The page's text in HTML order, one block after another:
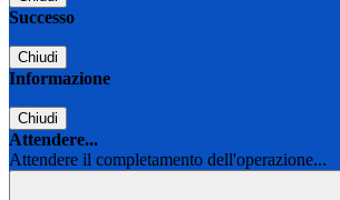
Successo
Chiudi
Informazione
Chiudi
Attendere...
Attendere il completamento dell'operazione...